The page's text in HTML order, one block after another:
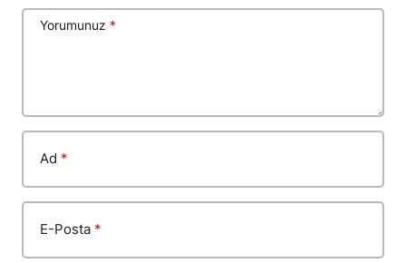
Yorumunuz *
Ad *
E-Posta *